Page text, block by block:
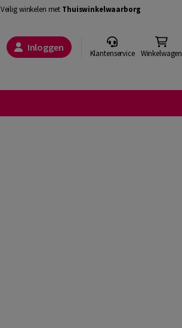
Veilig winkelen met Thuiswinkelwaarborg
Inloggen Klantenservice Winkelwagen